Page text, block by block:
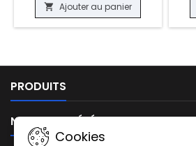
 Ajouter au panier
PRODUITS
NOTRE SOCIÉTÉ
Cookies